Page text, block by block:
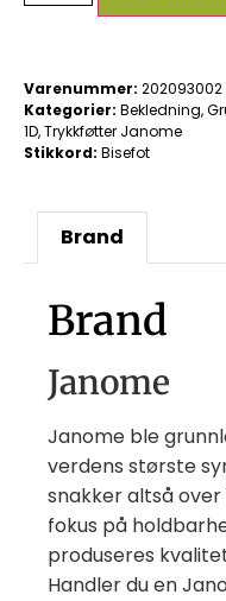
Varenummer: 202093002
Kategorier: Bekledning,
1D,Trykkføtter Janome
Stikkord: Bisefot
Brand
Brand
Janome
Janome ble
verdens største
snakker altså
fokus på
produseres
Handler du en